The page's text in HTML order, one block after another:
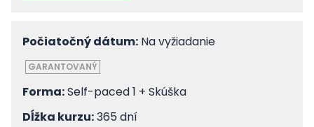
Počiatočný dátum: Na vyžiadanie
GARANTOVANÝ
Forma:Self-paced 1 + Skúška
Dĺžka kurzu:365 dní